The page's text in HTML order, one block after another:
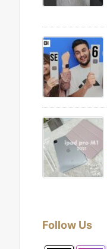
Follow Us